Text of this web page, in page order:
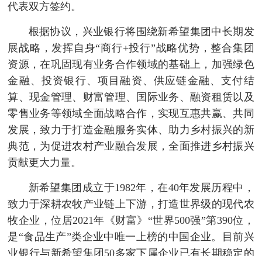
代表双方签约。
根据协议，兴业银行将围绕新希望集团中长期发
展战略，发挥自身“商行+投行”战略优势，整合集团
资源，在巩固现有业务合作领域的基础上，加强绿色
金融、投资银行、项目融资、供应链金融、支付结
算、现金管理、财富管理、国际业务、融资租赁以及
零售业务等领域全面战略合作，实现互惠共赢、共同
发展，致力于打造金融服务实体、助力乡村振兴的新
典范，为促进农村产业融合发展，全面推进乡村振兴
贡献更大力量。
新希望集团成立于1982年，在40年发展历程中，
致力于深耕农牧产业链上下游，打造世界级的现代农
牧企业，位居2021年《财富》“世界500强”第390位，
是“食品生产”类企业中唯一上榜的中国企业。目前兴
业银行与新希望集团50多家下属企业已有长期稳定的